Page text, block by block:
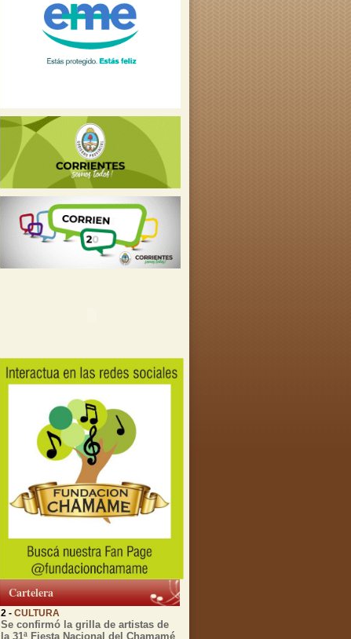
Cartelera
MIENTRAS TRANSCURRE EL
Diversas actividades culturales
relacionadas con el Chamamé se
realizarán esta semana en
Corrientes
Se confirmó la grilla de artistas de
la 31ª Fiesta Nacional del Chamamé